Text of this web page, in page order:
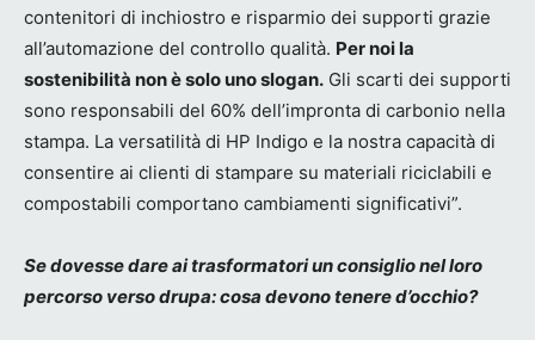
contenitori di inchiostro e risparmio dei supporti grazie
all’automazione del controllo qualità. Per noi la
sostenibilità non è solo uno slogan. Gli scarti dei supporti
sono responsabili del 60% dell’impronta di carbonio nella
stampa. La versatilità di HP Indigo e la nostra capacità di
consentire ai clienti di stampare su materiali riciclabili e
compostabili comportano cambiamenti significativi”.
Se dovesse dare ai trasformatori un consiglio nel loro
percorso verso drupa: cosa devono tenere d’occhio?